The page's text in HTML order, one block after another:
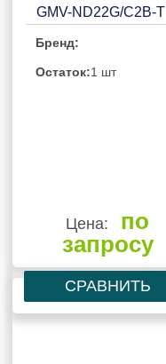
GMV-ND22G/C2B-T
Бренд:
Остаток:1 шт
Цена:
по
запросу
СРАВНИТЬ